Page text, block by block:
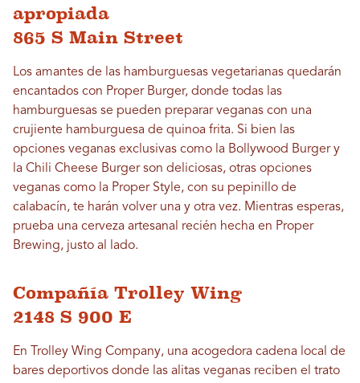
apropiada
865 S Main Street
Los amantes de las hamburguesas vegetarianas quedarán
encantados con Proper Burger, donde todas las
hamburguesas se pueden preparar veganas con una
crujiente hamburguesa de quinoa frita. Si bien las
opciones veganas exclusivas como la Bollywood Burger y
la Chili Cheese Burger son deliciosas, otras opciones
veganas como la Proper Style, con su pepinillo de
calabacín, te harán volver una y otra vez. Mientras esperas,
prueba una cerveza artesanal recién hecha en Proper
Brewing, justo al lado.
Compañía Trolley Wing
2148 S 900 E
En Trolley Wing Company, una acogedora cadena local de
bares deportivos donde las alitas veganas reciben el trato